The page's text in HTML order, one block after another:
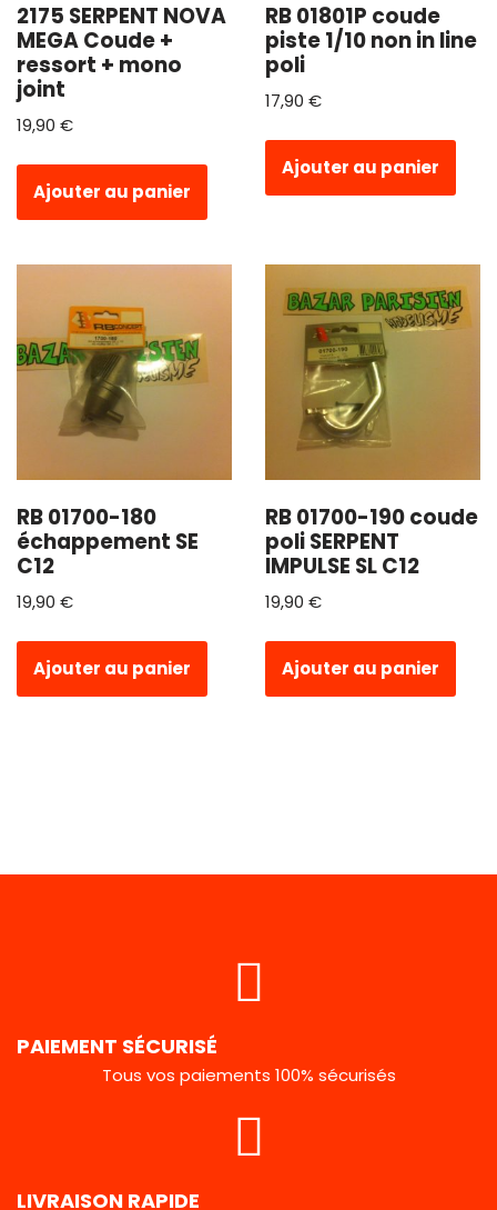
2175 SERPENT NOVA
MEGA Coude +
ressort + mono
joint
19,90 €
Ajouter au panier
RB 01801P coude
piste 1/10 non in line
poli
17,90 €
Ajouter au panier
RB 01700-180
échappement SE
C12
19,90 €
Ajouter au panier
RB 01700-190 coude
poli SERPENT
IMPULSE SL C12
19,90 €
Ajouter au panier
PAIEMENT SÉCURISÉ
Tous vos paiements 100% sécurisés
LIVRAISON RAPIDE